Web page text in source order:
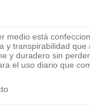
medio está
y transpirabilidad
y duradero sin
el uso diario que